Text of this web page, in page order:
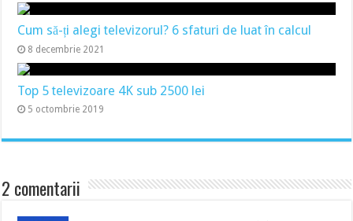
Cum să-ți alegi televizorul? 6 sfaturi de luat în calcul
8 decembrie 2021
Top 5 televizoare 4K sub 2500 lei
5 octombrie 2019
2 comentarii